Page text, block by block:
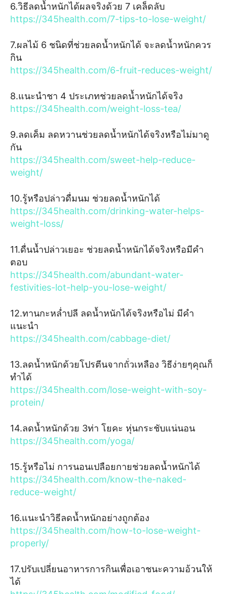
6.วิธีลดน้ำหนักได้ผลจริงด้วย 7 เคล็ดลับ
https://345health.com/7-tips-to-lose-weight/
7.ผลไม้ 6 ชนิดที่ช่วยลดน้ำหนักได้ จะลดน้ำหนักควร
กิน
https://345health.com/6-fruit-reduces-weight/
8.แนะนำชา 4 ประเภทช่วยลดน้ำหนักได้จริง
https://345health.com/weight-loss-tea/
9.ลดเค็ม ลดหวานช่วยลดน้ำหนักได้จริงหรือไม่มาดู
กัน
https://345health.com/sweet-help-reduce-
weight/
10.รู้หรือปล่าวดื่มนม ช่วยลดน้ำหนักได้
https://345health.com/drinking-water-helps-
weight-loss/
11.ดื่นน้ำปล่าวเยอะ ช่วยลดน้ำหนักได้จริงหรือมีคำ
ตอบ
https://345health.com/abundant-water-
festivities-lot-help-you-lose-weight/
12.ทานกะหล่ำปลี ลดน้ำหนักได้จริงหรือไม่ มีคำ
แนะนำ
https://345health.com/cabbage-diet/
13.ลดน้ำหนักด้วยโปรตีนจากถั่วเหลือง วิธีง่ายๆคุณก็
ทำได้
https://345health.com/lose-weight-with-soy-
protein/
14.ลดน้ำหนักด้วย 3ท่า โยคะ หุ่นกระชับแน่นอน
https://345health.com/yoga/
15.รู้หรือไม่ การนอนเปลือยกายช่วยลดน้ำหนักได้
https://345health.com/know-the-naked-
reduce-weight/
16.แนะนำวิธีลดน้ำหนักอย่างถูกต้อง
https://345health.com/how-to-lose-weight-
properly/
17.ปรับเปลี่ยนอาหารการกินเพื่อเอาชนะความอ้วนให้
ได้